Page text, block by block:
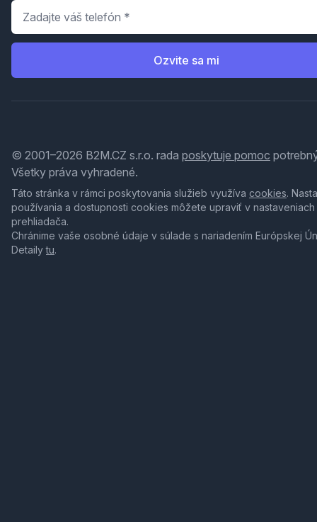
Telefón
Ozvite sa mi
© 2001–2026 B2M.CZ s.r.o. rada poskytuje pomoc
Všetky práva vyhradené.
Táto stránka v rámci poskytovania služieb využíva cookies.
používania a dostupnosti cookies môžete upraviť v nastaveniach
prehliadača.
Chránime vaše osobné údaje v súlade s nariadením Európskej
Detailytu.